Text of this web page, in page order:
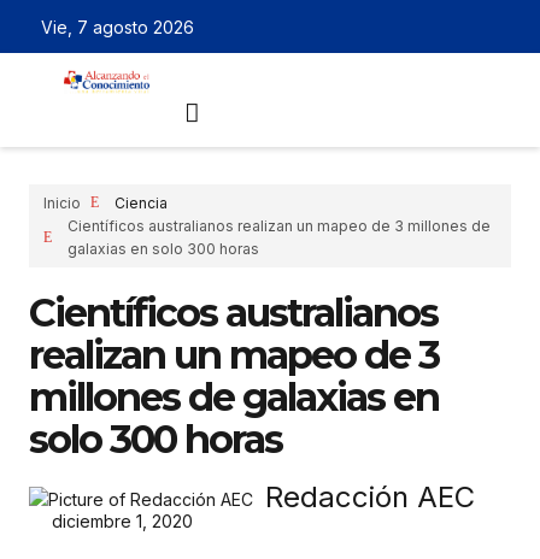
Vie, 7 agosto 2026
Inicio
Ciencia
Científicos australianos realizan un mapeo de 3 millones de
galaxias en solo 300 horas
Científicos australianos
realizan un mapeo de 3
millones de galaxias en
solo 300 horas
Redacción AEC
diciembre 1, 2020